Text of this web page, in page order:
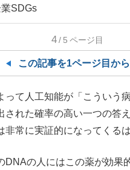
サッカー日本代表・森保一監
SDGs
4/5 ページ目
この記事を1ページ目か
て人工知能が「こういう
された確率の高い一つの答
常に実証的になってくるは
の人にはこの薬が効果